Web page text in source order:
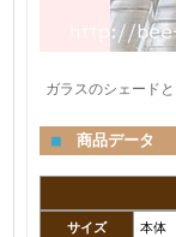
ガラスのシェード
■ 商品データ
サイズ
本